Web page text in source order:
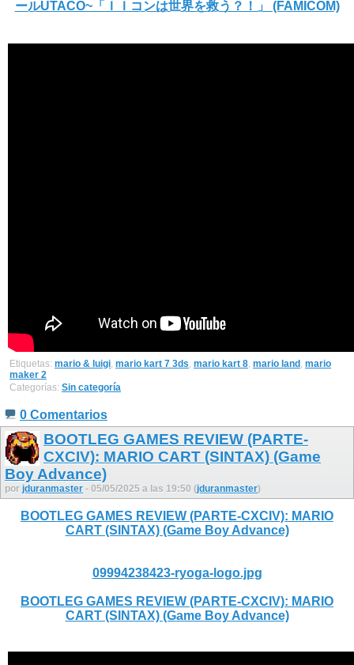
ールUTACO~「ＩＩコンは世界を救う？！」 (FAMICOM)
Etiquetas: mario & luigi mario kart 7 3ds mario kart 8 mario land mario
maker 2
Categorías: Sin categoría
0 Comentarios
BOOTLEG GAMES REVIEW (PARTE-
CXCIV): MARIO CART (SINTAX) (Game
Boy Advance)
por jduranmaster - 05/05/2025 a las 19:50 (jduranmaster)
BOOTLEG GAMES REVIEW (PARTE-CXCIV): MARIO
CART (SINTAX) (Game Boy Advance)
09994238423-ryoga-logo.jpg
BOOTLEG GAMES REVIEW (PARTE-CXCIV): MARIO
CART (SINTAX) (Game Boy Advance)